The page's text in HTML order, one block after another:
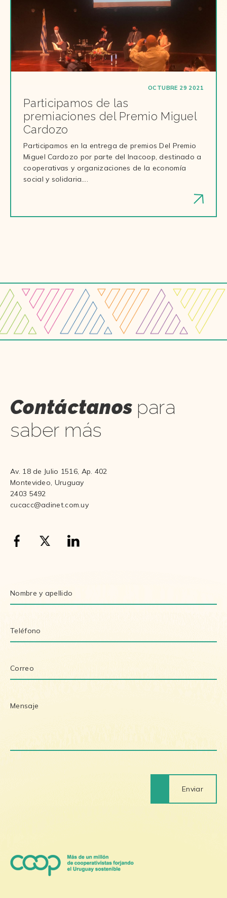
OCTUBRE 29 2021
Participamos de las
premiaciones del Premio Miguel
Cardozo
Participamos en la entrega de premios Del Premio
Miguel Cardozo por parte del Inacoop, destinado a
cooperativas y organizaciones de la economía
social y solidaria….
Contáctanos para
saber más
Av. 18 de Julio 1516, Ap. 402
Montevideo, Uruguay
2403 5492
cucacc@adinet.com.uy
Enviar